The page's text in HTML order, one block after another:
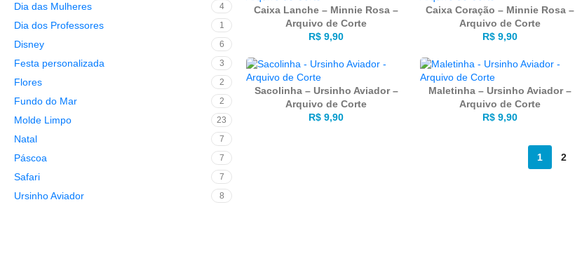
Dia das Mulheres 4
Dia dos Professores 1
Disney 6
Festa personalizada 3
Flores 2
Fundo do Mar 2
Molde Limpo 23
Natal 7
Páscoa 7
Safari 7
Ursinho Aviador 8
Caixa Lanche – Minnie Rosa –
Arquivo de Corte
R$ 9,90
Caixa Coração – Minnie Rosa –
Arquivo de Corte
R$ 9,90
Sacolinha – Ursinho Aviador –
Arquivo de Corte
R$ 9,90
Maletinha – Ursinho Aviador –
Arquivo de Corte
R$ 9,90
1 2